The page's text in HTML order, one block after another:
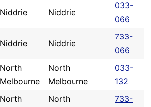
Niddrie Niddrie
033-
066
Niddrie Niddrie
733-
066
North
Melbourne
North
Melbourne
033-
132
North
North
733-